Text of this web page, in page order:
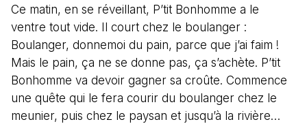
Ce matin, en se réveillant, P’tit Bonhomme a le
ventre tout vide. Il court chez le boulanger :
Boulanger, donnemoi du pain, parce que j’ai faim !
Mais le pain, ça ne se donne pas, ça s’achète. P’tit
Bonhomme va devoir gagner sa croûte. Commence
une quête qui le fera courir du boulanger chez le
meunier, puis chez le paysan et jusqu’à la rivière…